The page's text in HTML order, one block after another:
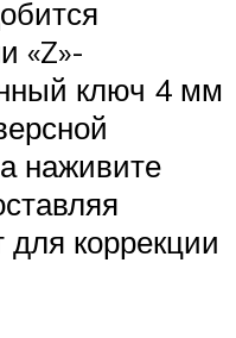
«Z»-
ключ 4 мм
наживите
коррекции